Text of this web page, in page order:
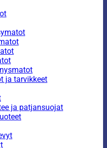
ja tarvikkeet
ja patjansuojat